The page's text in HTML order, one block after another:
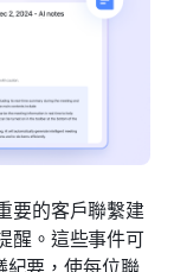
要的客戶聯繫建
醒。這些事件可
紀要，使每位聯